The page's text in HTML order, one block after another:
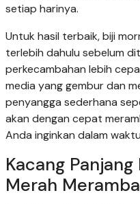
setiap harinya.
Untuk hasil terbaik, biji
terlebih dahulu sebelum
perkecambahan lebih
media yang gembur dan
penyangga sederhana
akan dengan cepat
Anda inginkan dalam
Kacang
Merah